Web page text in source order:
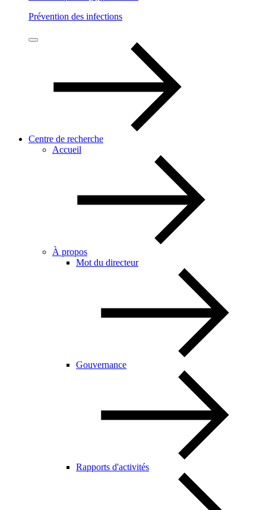
Prévention des infections
Centre de recherche
Accueil
À propos
Mot du directeur
Gouvernance
Rapports d'activités